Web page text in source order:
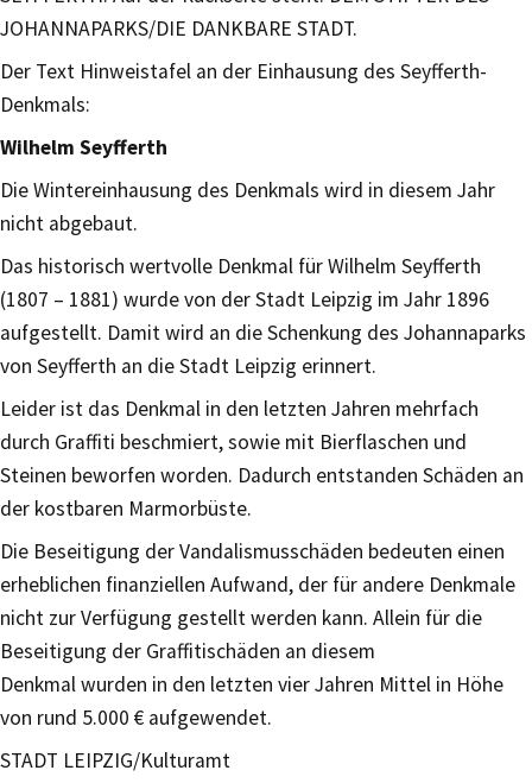
JOHANNAPARKS/DIE DANKBARE STADT.
Der Text Hinweistafel an der Einhausung des Seyfferth-
Denkmals:
Wilhelm Seyfferth
Die Wintereinhausung des Denkmals wird in diesem Jahr
nicht abgebaut.
Das historisch wertvolle Denkmal für Wilhelm Seyfferth
(1807 – 1881) wurde von der Stadt Leipzig im Jahr 1896
aufgestellt. Damit wird an die Schenkung des Johannaparks
von Seyfferth an die Stadt Leipzig erinnert.
Leider ist das Denkmal in den letzten Jahren mehrfach
durch Graffiti beschmiert, sowie mit Bierflaschen und
Steinen beworfen worden. Dadurch entstanden Schäden an
der kostbaren Marmorbüste.
Die Beseitigung der Vandalismusschäden bedeuten einen
erheblichen finanziellen Aufwand, der für andere Denkmale
nicht zur Verfügung gestellt werden kann. Allein für die
Beseitigung der Graffitischäden an diesem
Denkmal wurden in den letzten vier Jahren Mittel in Höhe
von rund 5.000 € aufgewendet.
STADT LEIPZIG/Kulturamt